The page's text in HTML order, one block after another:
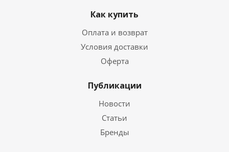
Как купить
Оплата и возврат
Условия доставки
Оферта
Публикации
Новости
Статьи
Бренды